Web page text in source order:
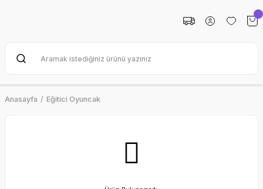
Anasayfa Eğitici Oyuncak